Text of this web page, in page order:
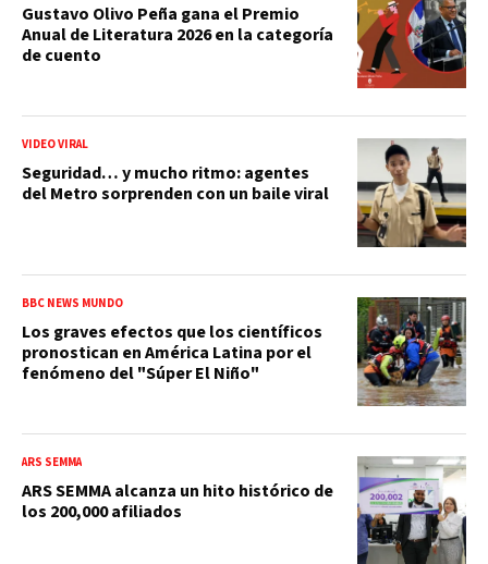
Gustavo Olivo Peña gana el Premio
Anual de Literatura 2026 en la categoría
de cuento
VIDEO VIRAL
Seguridad… y mucho ritmo: agentes
del Metro sorprenden con un baile viral
BBC NEWS MUNDO
Los graves efectos que los científicos
pronostican en América Latina por el
fenómeno del "Súper El Niño"
ARS SEMMA
ARS SEMMA alcanza un hito histórico de
los 200,000 afiliados